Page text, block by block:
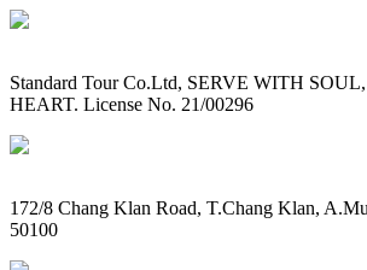
Standard Tour Co.Ltd, SERVE WITH
HEART. License No. 21/00296
172/8 Chang Klan Road, T.Chang Klan,
50100